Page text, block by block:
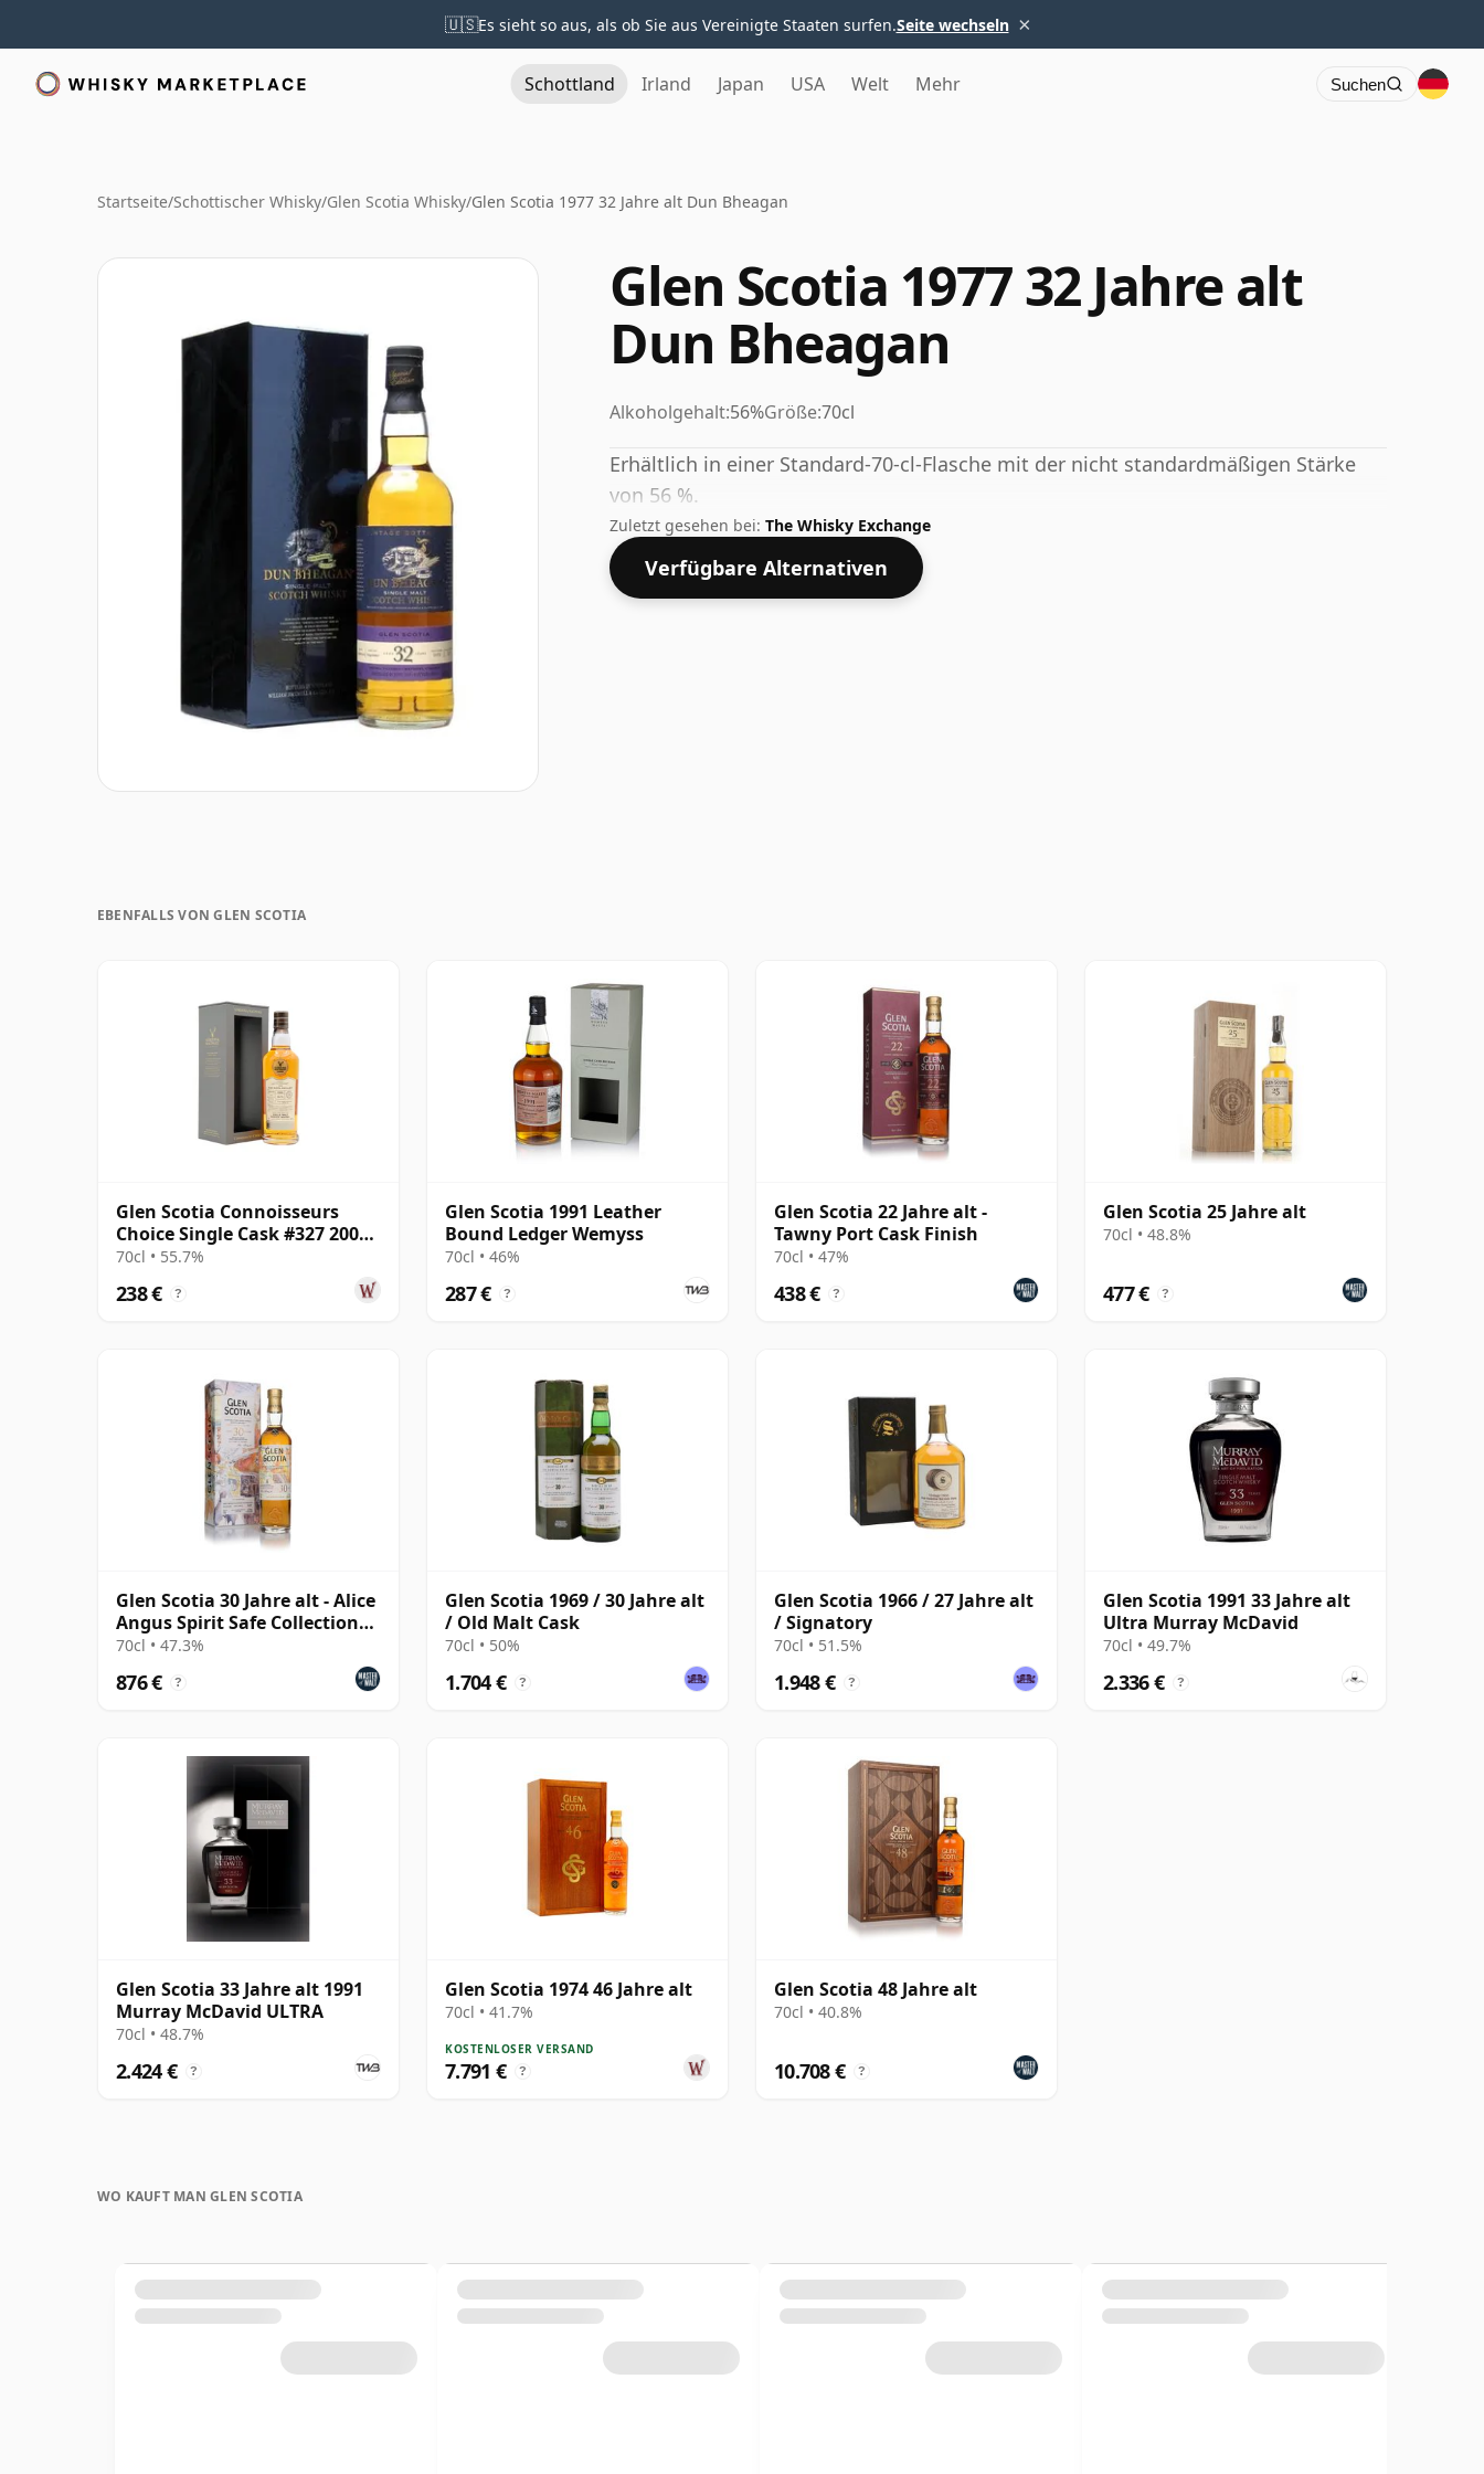
🇺🇸Es sieht so aus, als ob Sie aus Vereinigte Staaten surfen.Seite wechseln ×
Schottland Irland Japan USA Welt Mehr Suchen
Startseite/Schottischer Whisky/Glen Scotia Whisky/Glen Scotia 1977 32 Jahre alt Dun Bheagan
Glen Scotia 1977 32 Jahre alt
Dun Bheagan
Alkoholgehalt:56%Größe:70cl
Erhältlich in einer Standard-70-cl-Flasche mit der nicht standardmäßigen Stärke
von 56 %.
Zuletzt gesehen bei: The Whisky Exchange
Verfügbare Alternativen
EBENFALLS VON GLEN SCOTIA
Glen Scotia Connoisseurs
Choice Single Cask #327 2000
24 Jahre alt
70cl • 55.7%
238 € ?
Glen Scotia 1991 Leather
Bound Ledger Wemyss
70cl • 46%
287 € ?
Glen Scotia 22 Jahre alt -
Tawny Port Cask Finish
70cl • 47%
438 € ?
Glen Scotia 25 Jahre alt
70cl • 48.8%
477 € ?
Glen Scotia 30 Jahre alt - Alice
Angus Spirit Safe Collection
No.2
70cl • 47.3%
876 € ?
Glen Scotia 1969 / 30 Jahre alt
/ Old Malt Cask
70cl • 50%
1.704 € ?
Glen Scotia 1966 / 27 Jahre alt
/ Signatory
70cl • 51.5%
1.948 € ?
Glen Scotia 1991 33 Jahre alt
Ultra Murray McDavid
70cl • 49.7%
2.336 € ?
Glen Scotia 33 Jahre alt 1991
Murray McDavid ULTRA
70cl • 48.7%
2.424 € ?
Glen Scotia 1974 46 Jahre alt
70cl • 41.7%
KOSTENLOSER VERSAND
7.791 € ?
Glen Scotia 48 Jahre alt
70cl • 40.8%
10.708 € ?
WO KAUFT MAN GLEN SCOTIA